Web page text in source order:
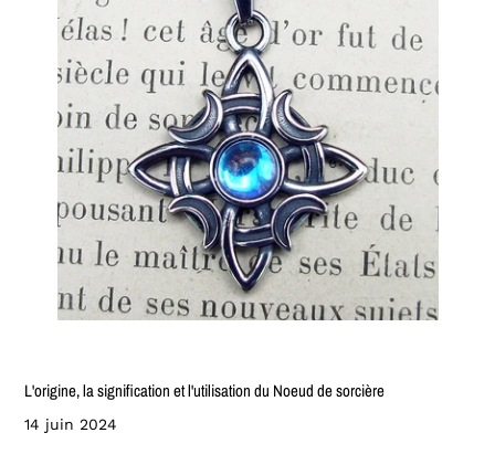
L'origine, la signification et l'utilisation du Noeud de sorcière
14 juin 2024